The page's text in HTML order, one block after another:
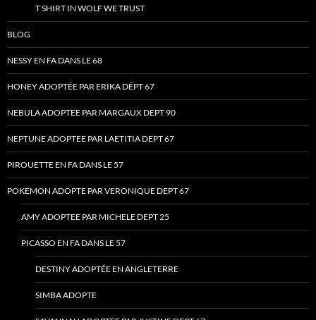
T SHIRT IN WOLF WE TRUST
BLOG
NESSY EN FA DANS LE 68
HONEY ADOPTÉE PAR ERIKA DÉPT 67
NEBULA ADOPTEE PAR MARGAUX DEPT 90
NEPTUNE ADOPTEE PAR LAETITIA DEPT 67
PIROUETTE EN FA DANS LE 57
POKEMON ADOPTE PAR VERONIQUE DEPT 67
AMY ADOPTEE PAR MICHELE DEPT 25
PICASSO EN FA DANS LE 57
DESTINY ADOPTÉE EN ANGLETERRE
SIMBA ADOPTE